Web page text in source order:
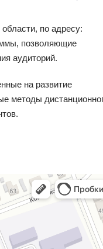
по адресу:
позволяющие
аудиторий.
на развитие
методы